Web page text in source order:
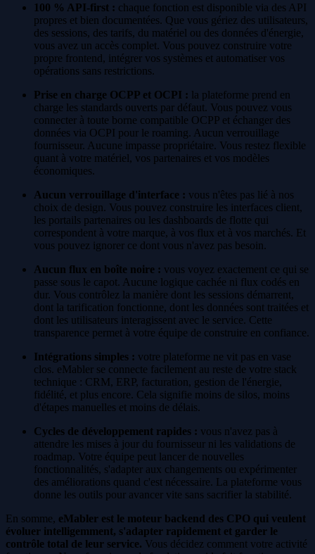
100 % API-first : chaque fonction est disponible via des API
propres et bien documentées. Que vous gériez des utilisateurs,
des sessions, des tarifs, du matériel ou des données d'énergie,
vous avez un accès complet. Vous pouvez construire votre
propre frontend, intégrer vos systèmes et automatiser vos
opérations sans restrictions.
Prise en charge OCPP et OCPI : la plateforme prend en
charge les standards ouverts par défaut. Vous pouvez vous
connecter à toute borne compatible OCPP et échanger des
données via OCPI pour le roaming. Aucun verrouillage
fournisseur. Aucune impasse propriétaire. Vous restez flexible
quant à votre matériel, vos partenaires et vos modèles
économiques.
Aucun verrouillage d'interface : vous n'êtes pas lié à nos
choix de design. Vous pouvez construire les interfaces client,
les portails partenaires ou les dashboards de flotte qui
correspondent à votre marque, à vos flux et à vos marchés. Et
vous pouvez ignorer ce dont vous n'avez pas besoin.
Aucun flux en boîte noire : vous voyez exactement ce qui se
passe sous le capot. Aucune logique cachée ni flux codés en
dur. Vous contrôlez la manière dont les sessions démarrent,
dont la tarification fonctionne, dont les données sont traitées et
dont les utilisateurs interagissent avec le service. Cette
transparence permet à votre équipe de construire en confiance.
Intégrations simples : votre plateforme ne vit pas en vase
clos. eMabler se connecte facilement au reste de votre stack
technique : CRM, ERP, facturation, gestion de l'énergie,
fidélité, et plus encore. Cela signifie moins de silos, moins
d'étapes manuelles et moins de délais.
Cycles de développement rapides : vous n'avez pas à
attendre les mises à jour du fournisseur ni les validations de
roadmap. Votre équipe peut lancer de nouvelles
fonctionnalités, s'adapter aux changements ou expérimenter
des améliorations quand c'est nécessaire. La plateforme vous
donne les outils pour avancer vite sans sacrifier la stabilité.
En somme, eMabler est le moteur backend des CPO qui veulent
évoluer intelligemment, s'adapter rapidement et garder le
contrôle total de leur service. Vous décidez comment votre activité